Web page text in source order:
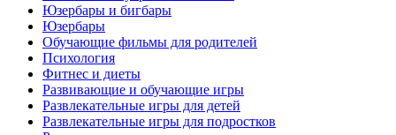
Юзербары и бигбары
Юзербары
Обучающие фильмы для родителей
Психология
Фитнес и диеты
Развивающие и обучающие игры
Развлекательные игры для детей
Развлекательные игры для подростков